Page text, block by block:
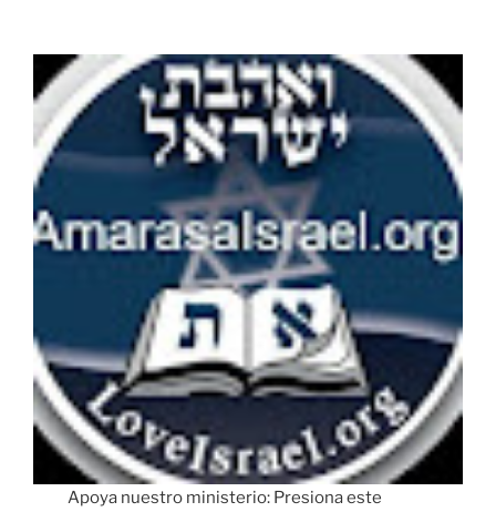
Apoya nuestro ministerio: Presiona este